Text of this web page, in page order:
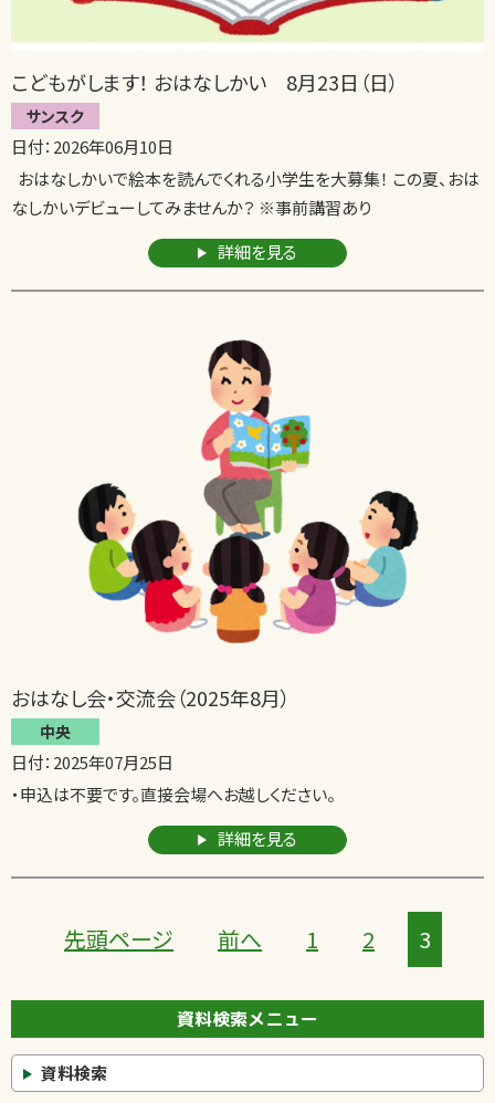
資料検索メニュー
資料検索
こどもがします！ おはなしかい 8月23日（日）
サンスク
日付：2026年06月10日
おはなしかいで絵本を読んでくれる小学生を大募集！ この夏、おは
なしかいデビューしてみませんか？ ※事前講習あり
詳細を見る
おはなし会・交流会（2025年8月）
中央
日付：2025年07月25日
・申込は不要です。直接会場へお越しください。
詳細を見る
先頭ページ 前へ 1 2 3